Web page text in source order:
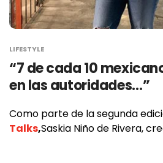
LIFESTYLE
“7 de cada 10
en las autoridades…”
Como parte de la segunda
Talks,Saskia Niño de Rivera,